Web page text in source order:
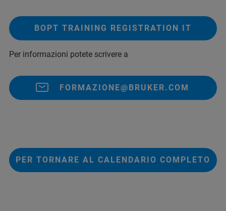
BOPT TRAINING REGISTRATION IT
Per informazioni potete scrivere a
FORMAZIONE@BRUKER.COM
PER TORNARE AL CALENDARIO COMPLETO